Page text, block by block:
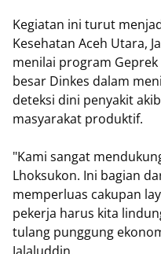
Kegiatan ini turut
Kesehatan Aceh Utara,
menilai program
besar Dinkes dalam
deteksi dini penyakit
masyarakat produktif.
"Kami sangat
Lhoksukon. Ini bagian
memperluas cakupan
pekerja harus kita
tulang punggung